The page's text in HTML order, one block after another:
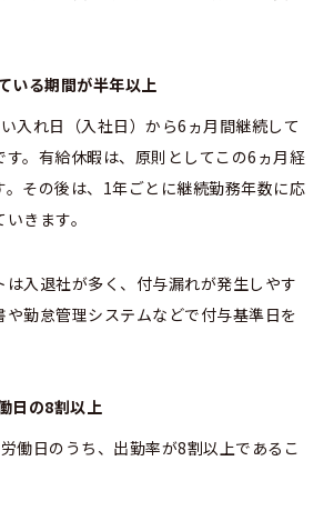
いる期間が半年以上
入れ日（入社日）から6ヵ月間継続して
す。有給休暇は、原則としてこの6ヵ月経
。その後は、1年ごとに継続勤務年数に応
きます。
は入退社が多く、付与漏れが発生しやす
や勤怠管理システムなどで付与基準日を
日の8割以上
働日のうち、出勤率が8割以上であるこ